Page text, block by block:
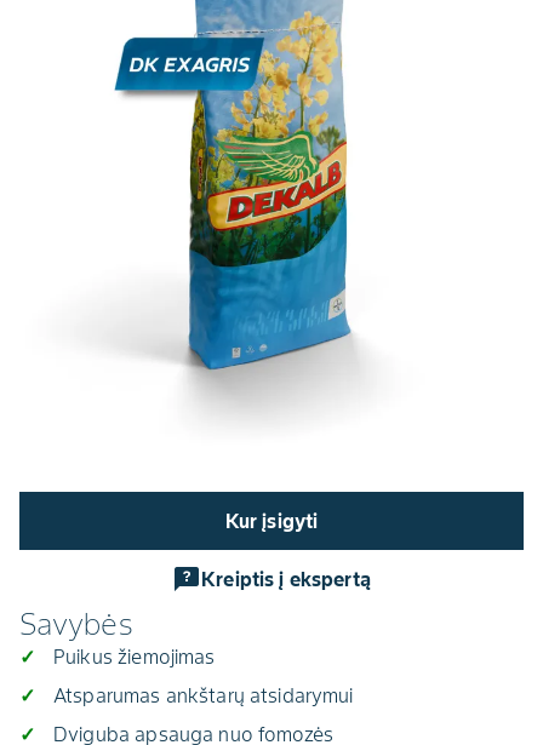
Kur įsigyti
Kreiptis į ekspertą
Savybės
Puikus žiemojimas
Atsparumas ankštarų atsidarymui
Dviguba apsauga nuo fomozės